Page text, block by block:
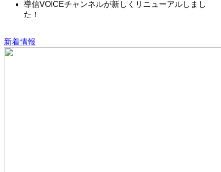
導信VOICEチャンネルが新しくリニューアルしまし
た！
新着情報